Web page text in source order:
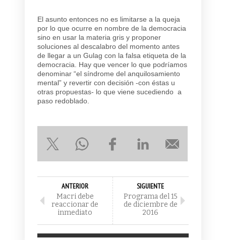
El asunto entonces no es limitarse a la queja
por lo que ocurre en nombre de la democracia
sino en usar la materia gris y proponer
soluciones al descalabro del momento antes
de llegar a un Gulag con la falsa etiqueta de la
democracia. Hay que vencer lo que podríamos
denominar “el síndrome del anquilosamiento
mental” y revertir con decisión -con éstas u
otras propuestas- lo que viene sucediendo a
paso redoblado.
ANTERIOR
Macri debe
reaccionar de
inmediato
SIGUIENTE
Programa del 15
de diciembre de
2016